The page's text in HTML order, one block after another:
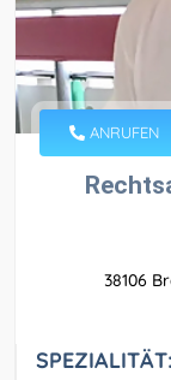
ANRUFEN
38106
SPEZIALITÄT: